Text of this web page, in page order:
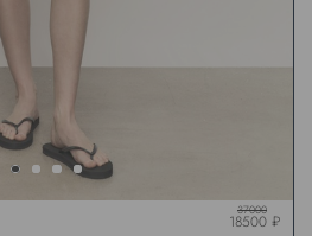
37000
18500 ₽